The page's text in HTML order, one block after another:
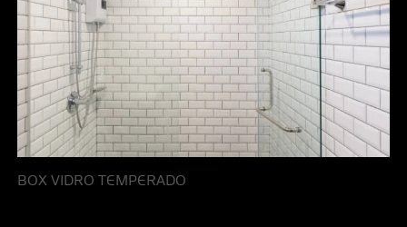
BOX VIDRO TEMPERADO